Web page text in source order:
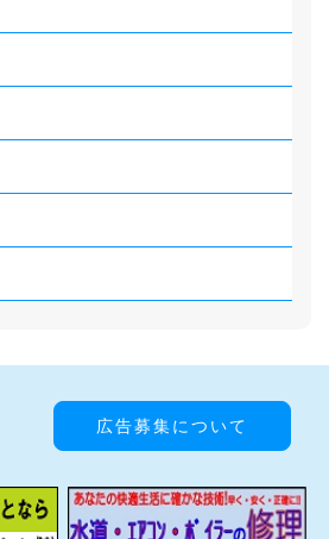
広告募集について